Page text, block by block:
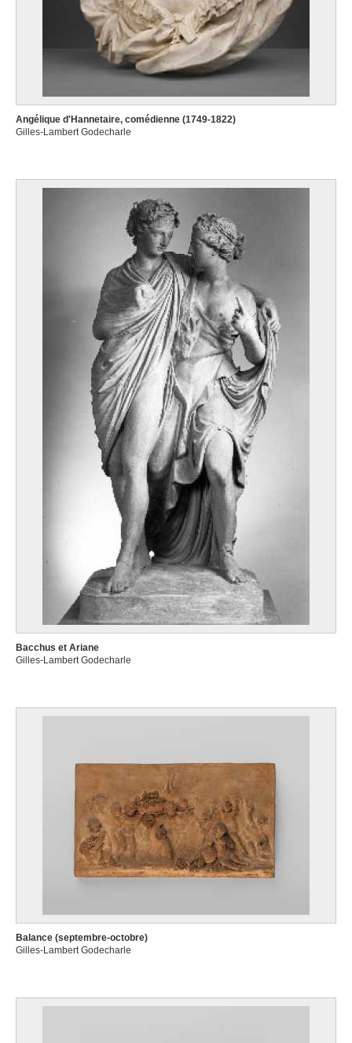
Angélique d'Hannetaire, comédienne (1749-1822)
Gilles-Lambert Godecharle
Bacchus et Ariane
Gilles-Lambert Godecharle
Balance (septembre-octobre)
Gilles-Lambert Godecharle